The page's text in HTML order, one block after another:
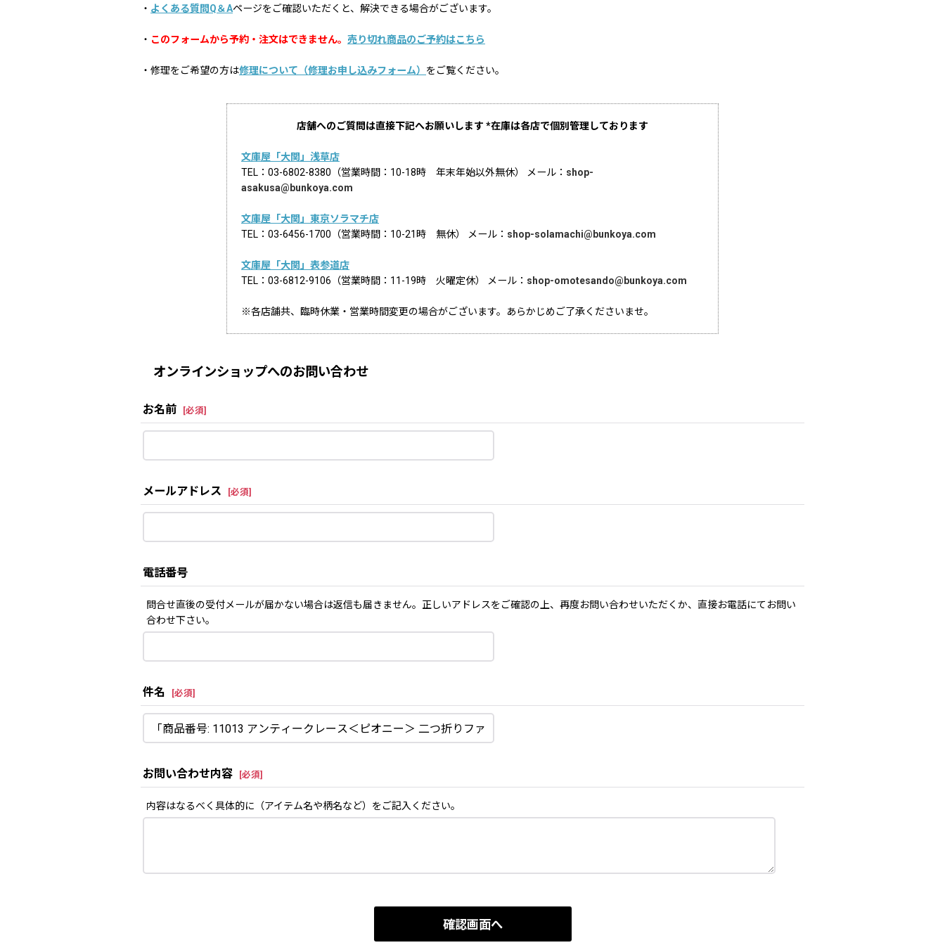
・ よくある質問Q＆Aページをご確認いただくと、解決できる場合がございます。
・ このフォームから予約・注文はできません。 売り切れ商品のご予約はこちら
・修理をご希望の方は修理について（修理お申し込みフォーム） をご覧ください。
店舗へのご質問は直接下記へお願いします *在庫は各店で個別管理しております
文庫屋「大関」浅草店
TEL：03-6802-8380（営業時間：10-18時 年末年始以外無休） メール： shop-
asakusa@bunkoya.com
文庫屋「大関」東京ソラマチ店
TEL：03-6456-1700（営業時間：10-21時 無休） メール： shop-solamachi@bunkoya.com
文庫屋「大関」表参道店
TEL：03-6812-9106（営業時間：11-19時 火曜定休） メール： shop-omotesando@bunkoya.com
※各店舗共、臨時休業・営業時間変更の場合がございます。あらかじめご了承くださいませ。
オンラインショップへのお問い合わせ
お名前 [必須]
メールアドレス [必須]
電話番号
問合せ直後の受付メールが届かない場合は返信も届きません。正しいアドレスをご確認の上、再度お問い合わせいただくか、直接お電話にてお問い
合わせ下さい。
件名 [必須]
お問い合わせ内容 [必須]
内容はなるべく具体的に（アイテム名や柄名など）をご記入ください。
確認画面へ